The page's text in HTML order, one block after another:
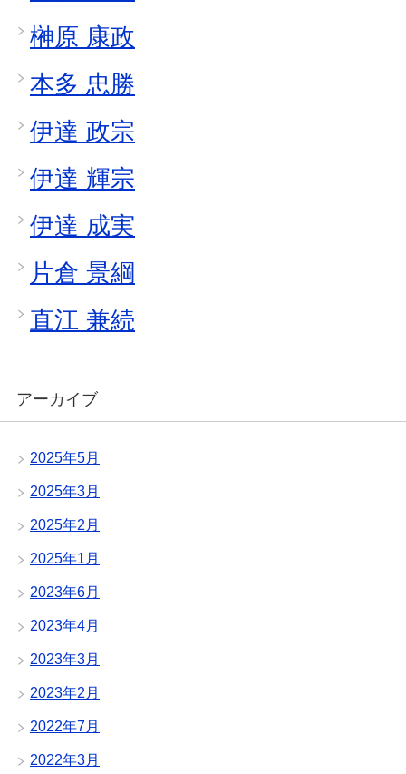
榊原 康政
本多 忠勝
伊達 政宗
伊達 輝宗
伊達 成実
片倉 景綱
直江 兼続
アーカイブ
2025年5月
2025年3月
2025年2月
2025年1月
2023年6月
2023年4月
2023年3月
2023年2月
2022年7月
2022年3月